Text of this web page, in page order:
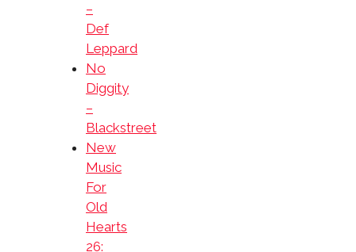
–
Def
Leppard
No
Diggity
–
Blackstreet
New
Music
For
Old
Hearts
26: